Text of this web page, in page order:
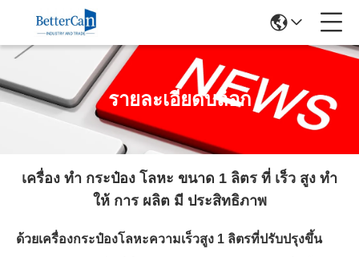
รายละเอียดบล็อก
เครื่อง ทํา กระป๋อง โลหะ ขนาด 1 ลิตร ที่ เร็ว สูง ทํา
ให้ การ ผลิต มี ประสิทธิภาพ
ด้วยเครื่องกระป๋องโลหะความเร็วสูง 1 ลิตรที่ปรับปรุงขึ้น